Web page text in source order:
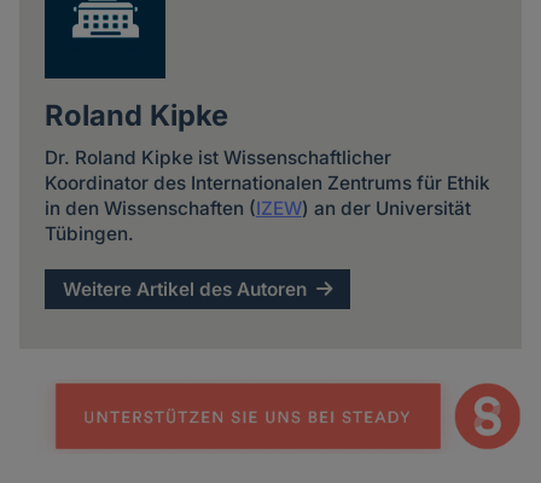
Roland Kipke
Dr. Roland Kipke ist Wissenschaftlicher
Koordinator des Internationalen Zentrums für Ethik
in den Wissenschaften (IZEW) an der Universität
Tübingen.
Weitere Artikel des Autoren